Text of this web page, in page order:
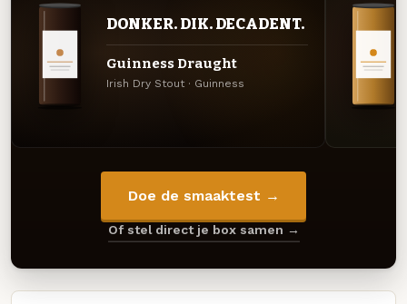
DONKER. DIK. DECADENT.
Guinness Draught
Irish Dry Stout · Guinness
Doe de smaaktest →
Of stel direct je box samen →